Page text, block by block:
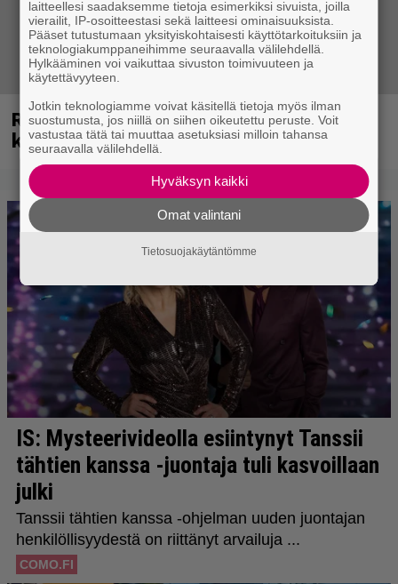
Rushin Neil Peartista ilmestyy ensi
kuussa dokumentti
laitteellesi saadaksemme tietoja esimerkiksi sivuista, joilla
vierailit, IP-osoitteestasi sekä laitteesi ominaisuuksista.
Pääset tutustumaan yksityiskohtaisesti käyttötarkoituksiin ja
teknologiakumppaneihimme seuraavalla välilehdellä.
Hylkääminen voi vaikuttaa sivuston toimivuuteen ja
käytettävyyteen.
Jotkin teknologiamme voivat käsitellä tietoja myös ilman
suostumusta, jos niillä on siihen oikeutettu peruste. Voit
vastustaa tätä tai muuttaa asetuksiasi milloin tahansa
seuraavalla välilehdellä.
Hyväksyn kaikki
Omat valintani
Tietosuojakäytäntömme